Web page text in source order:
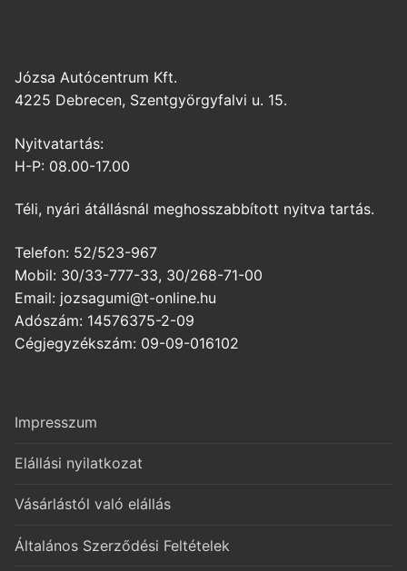
Józsa Autócentrum Kft.
4225 Debrecen, Szentgyörgyfalvi u. 15.
Nyitvatartás:
H-P: 08.00-17.00
Téli, nyári átállásnál meghosszabbított nyitva tartás.
Telefon: 52/523-967
Mobil: 30/33-777-33, 30/268-71-00
Email: jozsagumi@t-online.hu
Adószám: 14576375-2-09
Cégjegyzékszám: 09-09-016102
Impresszum
Elállási nyilatkozat
Vásárlástól való elállás
Általános Szerződési Feltételek